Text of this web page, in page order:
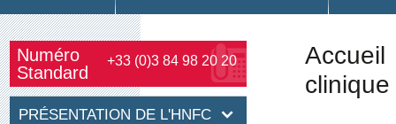
Numéro
Standard
+33 (0)3 84 98 20 20
PRÉSENTATION DE L'HNFC
Accueil
clinique